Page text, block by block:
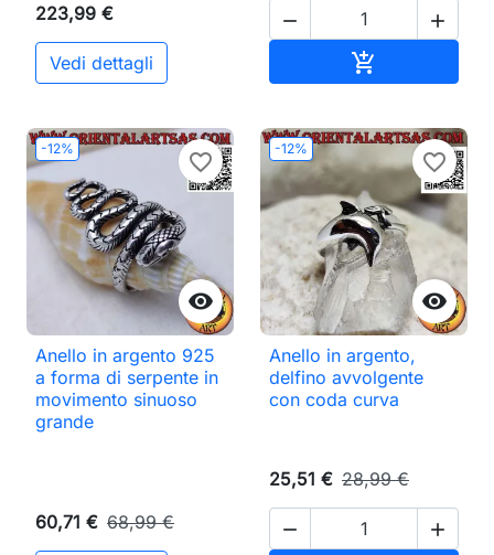
223,99 €
Vedi dettagli
 

-12%

favorite_border
Anello in argento 925
a forma di serpente in
movimento sinuoso
grande
60,71 € 68,99 €
-12%

favorite_border
Anello in argento,
delfino avvolgente
con coda curva
25,51 € 28,99 €
 